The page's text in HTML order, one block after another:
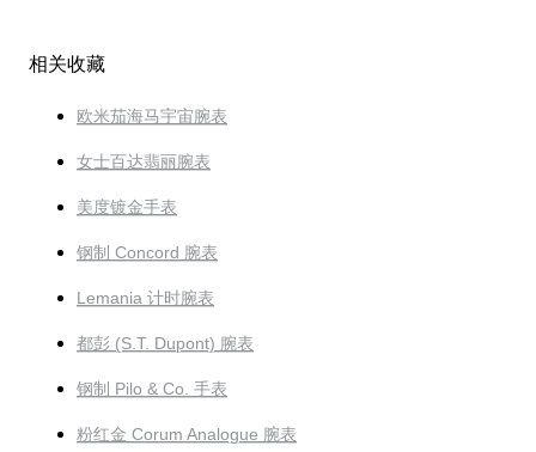
相关收藏
欧米茄海马宇宙腕表
女士百达翡丽腕表
美度镀金手表
钢制 Concord 腕表
Lemania 计时腕表
都彭 (S.T. Dupont) 腕表
钢制 Pilo & Co. 手表
粉红金 Corum Analogue 腕表